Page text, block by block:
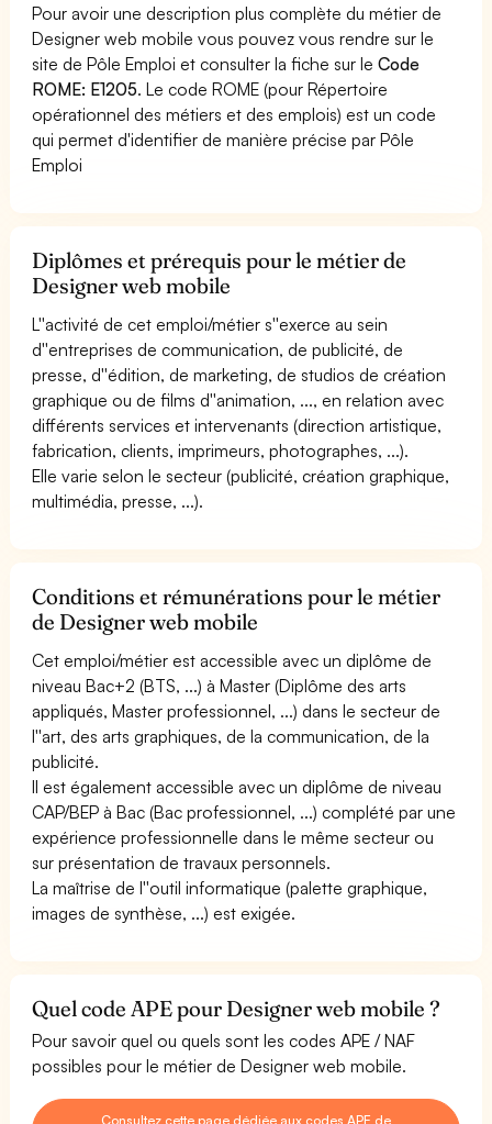
Pour avoir une description plus complète du métier de
Designer web mobile vous pouvez vous rendre sur le
site de Pôle Emploi et consulter la fiche sur leCode
ROME: E1205. Le code ROME (pour Répertoire
opérationnel des métiers et des emplois) est un code
qui permet d'identifier de manière précise par Pôle
Emploi
Diplômes et prérequis pour le métier de
Designer web mobile
L''activité de cet emploi/métier s''exerce au sein
d''entreprises de communication, de publicité, de
presse, d''édition, de marketing, de studios de création
graphique ou de films d''animation, ..., en relation avec
différents services et intervenants (direction artistique,
fabrication, clients, imprimeurs, photographes, ...).
Elle varie selon le secteur (publicité, création graphique,
multimédia, presse, ...).
Conditions et rémunérations pour le métier
de Designer web mobile
Cet emploi/métier est accessible avec un diplôme de
niveau Bac+2 (BTS, ...) à Master (Diplôme des arts
appliqués, Master professionnel, ...) dans le secteur de
l''art, des arts graphiques, de la communication, de la
publicité.
Il est également accessible avec un diplôme de niveau
CAP/BEP à Bac (Bac professionnel, ...) complété par une
expérience professionnelle dans le même secteur ou
sur présentation de travaux personnels.
La maîtrise de l''outil informatique (palette graphique,
images de synthèse, ...) est exigée.
Quel code APE pour Designer web mobile ?
Pour savoir quel ou quels sont les codes APE / NAF
possibles pour le métier de Designer web mobile.
Consultez cette page dédiée aux codes APE de